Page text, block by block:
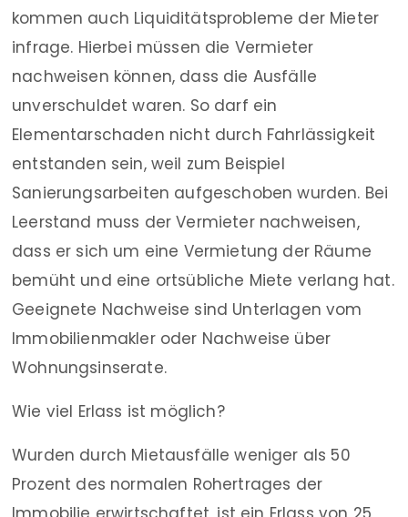
kommen auch Liquiditätsprobleme der Mieter
infrage. Hierbei müssen die Vermieter
nachweisen können, dass die Ausfälle
unverschuldet waren. So darf ein
Elementarschaden nicht durch Fahrlässigkeit
entstanden sein, weil zum Beispiel
Sanierungsarbeiten aufgeschoben wurden. Bei
Leerstand muss der Vermieter nachweisen,
dass er sich um eine Vermietung der Räume
bemüht und eine ortsübliche Miete verlang hat.
Geeignete Nachweise sind Unterlagen vom
Immobilienmakler oder Nachweise über
Wohnungsinserate.
Wie viel Erlass ist möglich?
Wurden durch Mietausfälle weniger als 50
Prozent des normalen Rohertrages der